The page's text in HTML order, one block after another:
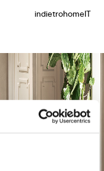
indietrohomeIT